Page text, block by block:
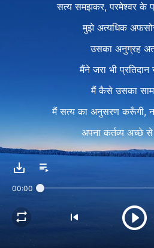
सत्य समझकर, परमेश्वर के
मुझे अत्यधिक
उसका अनुग्रह
मैंने जरा भी प्रतिदान
मैं कैसे उसका
मैं सत्य का अनुसरण करूँगी,
अपना कर्तव्य अच्छे से
करूँ प्रतिदान
अपना उद्देश्य पूरा
00:00